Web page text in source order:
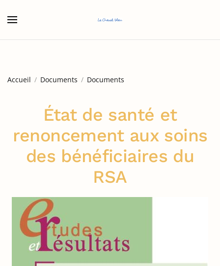
Accueil Documents Documents
État de santé et
renoncement aux soins
des bénéficiaires du
RSA